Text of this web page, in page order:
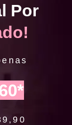
Por